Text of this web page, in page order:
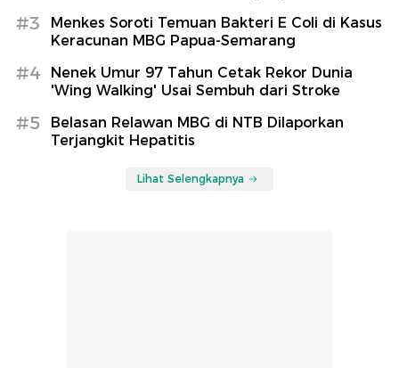
#3
Menkes Soroti Temuan Bakteri E Coli di Kasus
Keracunan MBG Papua-Semarang
#4
Nenek Umur 97 Tahun Cetak Rekor Dunia
'Wing Walking' Usai Sembuh dari Stroke
#5
Belasan Relawan MBG di NTB Dilaporkan
Terjangkit Hepatitis
Lihat Selengkapnya